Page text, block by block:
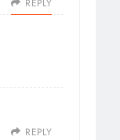
REPLY